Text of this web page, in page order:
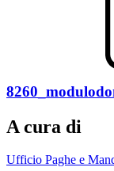
A cura di
Ufficio Paghe e